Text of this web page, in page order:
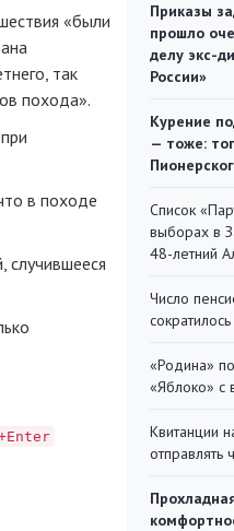
«были
так
похода».
в походе
случившееся
Приказы
прошло
делу экс-
России»
Курение
— тоже:
Список
выборах в
48-летний
Число
«Родина»
«Яблоко» с
Квитанции
отправлять